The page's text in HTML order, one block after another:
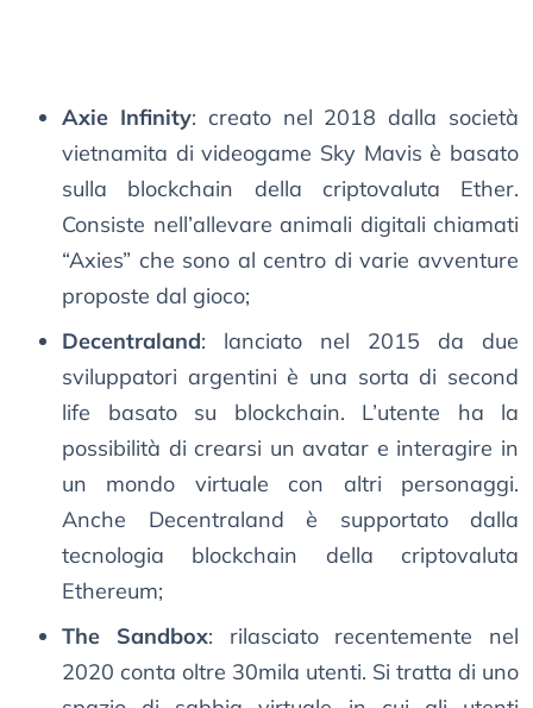
Axie Infinity: creato nel 2018 dalla società
vietnamita di videogame Sky Mavis è basato
sulla blockchain della criptovaluta Ether.
Consiste nell’allevare animali digitali chiamati
“Axies” che sono al centro di varie avventure
proposte dal gioco;
Decentraland: lanciato nel 2015 da due
sviluppatori argentini è una sorta di second
life basato su blockchain. L’utente ha la
possibilità di crearsi un avatar e interagire in
un mondo virtuale con altri personaggi.
Anche Decentraland è supportato dalla
tecnologia blockchain della criptovaluta
Ethereum;
The Sandbox: rilasciato recentemente nel
2020 conta oltre 30mila utenti. Si tratta di uno